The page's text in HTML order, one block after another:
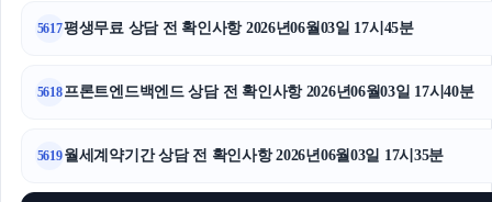
5617평생무료 상담 전 확인사항 2026년06월03일 17시45분
5618프론트엔드백엔드 상담 전 확인사항 2026년06월03일 17시40분
5619월세계약기간 상담 전 확인사항 2026년06월03일 17시35분